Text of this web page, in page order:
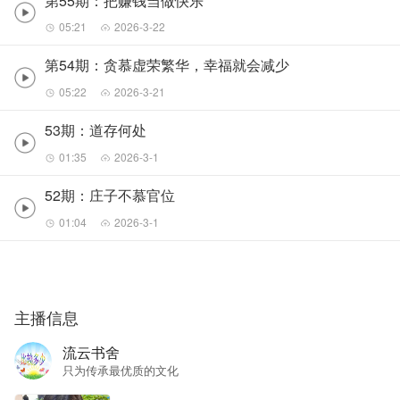
05:21 2026-3-22
第54期：贪慕虚荣繁华，幸福就会减少
05:22 2026-3-21
53期：道存何处
01:35 2026-3-1
52期：庄子不慕官位
01:04 2026-3-1
主播信息
流云书舍
只为传承最优质的文化